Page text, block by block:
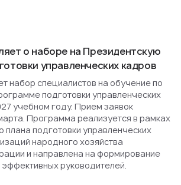
о наборе на Президентскую
управленческих кадров
набор специалистов на обучение по
подготовки управленческих
учебном году. Прием заявок
Программа реализуется в рамках
плана подготовки управленческих
народного хозяйства
и направлена на формирование
эффективных руководителей.